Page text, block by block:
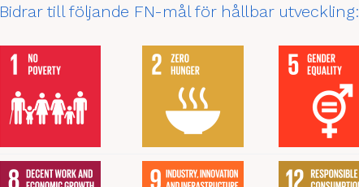
Bidrar till följande FN-mål för hållbar utveckling: